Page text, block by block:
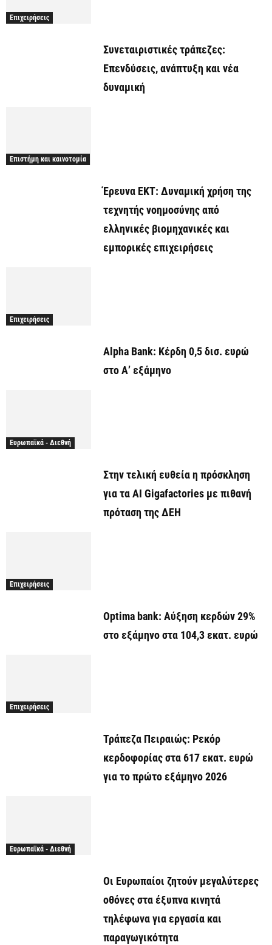
Επιχειρήσεις
Συνεταιριστικές τράπεζες:
Επενδύσεις, ανάπτυξη και νέα
δυναμική
Επιστήμη και καινοτομία
Έρευνα ΕΚΤ: Δυναμική χρήση της
τεχνητής νοημοσύνης από
ελληνικές βιομηχανικές και
εμπορικές επιχειρήσεις
Επιχειρήσεις
Alpha Bank: Κέρδη 0,5 δισ. ευρώ
στο Α’ εξάμηνο
Ευρωπαϊκά - Διεθνή
Στην τελική ευθεία η πρόσκληση
για τα AI Gigafactories με πιθανή
πρόταση της ΔΕΗ
Επιχειρήσεις
Optima bank: Aύξηση κερδών 29%
στο εξάμηνο στα 104,3 εκατ. ευρώ
Επιχειρήσεις
Τράπεζα Πειραιώς: Ρεκόρ
κερδοφορίας στα 617 εκατ. ευρώ
για το πρώτο εξάμηνο 2026
Ευρωπαϊκά - Διεθνή
Οι Ευρωπαίοι ζητούν μεγαλύτερες
οθόνες στα έξυπνα κινητά
τηλέφωνα για εργασία και
παραγωγικότητα